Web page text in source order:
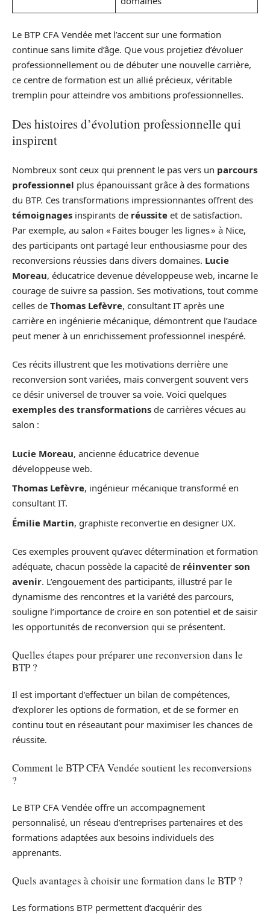
Le BTP CFA Vendée met l’accent sur une formation
continue sans limite d’âge. Que vous projetiez d’évoluer
professionnellement ou de débuter une nouvelle carrière,
ce centre de formation est un allié précieux, véritable
tremplin pour atteindre vos ambitions professionnelles.
Des histoires d’évolution professionnelle qui
inspirent
Nombreux sont ceux qui prennent le pas vers un parcours
professionnel plus épanouissant grâce à des formations
du BTP. Ces transformations impressionnantes offrent des
témoignages inspirants de réussite et de satisfaction.
Par exemple, au salon « Faites bouger les lignes » à Nice,
des participants ont partagé leur enthousiasme pour des
reconversions réussies dans divers domaines. Lucie
Moreau, éducatrice devenue développeuse web, incarne le
courage de suivre sa passion. Ses motivations, tout comme
celles de Thomas Lefèvre, consultant IT après une
carrière en ingénierie mécanique, démontrent que l’audace
peut mener à un enrichissement professionnel inespéré.
Ces récits illustrent que les motivations derrière une
reconversion sont variées, mais convergent souvent vers
ce désir universel de trouver sa voie. Voici quelques
exemples des transformations de carrières vécues au
salon :
Lucie Moreau, ancienne éducatrice devenue
développeuse web.
Thomas Lefèvre, ingénieur mécanique transformé en
consultant IT.
Émilie Martin, graphiste reconvertie en designer UX.
Ces exemples prouvent qu’avec détermination et formation
adéquate, chacun possède la capacité de réinventer son
avenir. L’engouement des participants, illustré par le
dynamisme des rencontres et la variété des parcours,
souligne l’importance de croire en son potentiel et de saisir
les opportunités de reconversion qui se présentent.
Quelles étapes pour préparer une reconversion dans le
BTP ?
Il est important d’effectuer un bilan de compétences,
d’explorer les options de formation, et de se former en
continu tout en réseautant pour maximiser les chances de
réussite.
Comment le BTP CFA Vendée soutient les reconversions
?
Le BTP CFA Vendée offre un accompagnement
personnalisé, un réseau d’entreprises partenaires et des
formations adaptées aux besoins individuels des
apprenants.
Quels avantages à choisir une formation dans le BTP ?
Les formations BTP permettent d’acquérir des